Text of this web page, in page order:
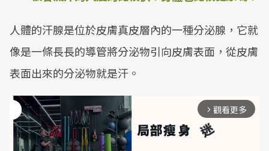
人體的汗腺是位於皮膚真皮層內的一種分泌腺，它就
像是一條長長的導管將分泌物引向皮膚表面，從皮膚
表面出來的分泌物就是汗。
arrow_forward_ios 觀看更多